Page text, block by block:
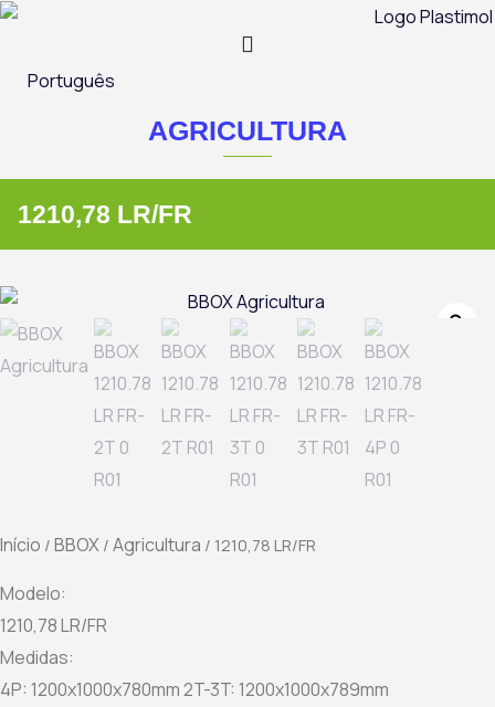
Skip
content
Português
AGRICULTURA
1210,78 LR/FR
Início / BBOX / Agricultura / 1210,78 LR/FR
Modelo:
1210,78 LR/FR
Medidas:
4P: 1200x1000x780mm 2T-3T: 1200x1000x789mm